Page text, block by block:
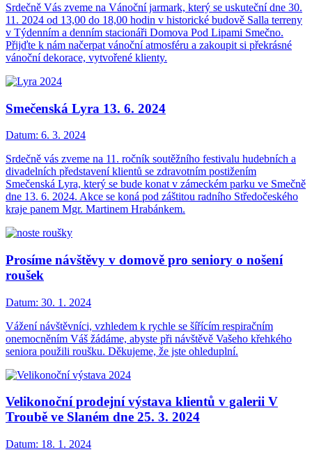
Srdečně Vás zveme na Vánoční jarmark, který se uskuteční dne 30.
11. 2024 od 13,00 do 18,00 hodin v historické budově Salla terreny
v Týdenním a denním stacionáři Domova Pod Lipami Smečno.
Přijďte k nám načerpat vánoční atmosféru a zakoupit si překrásné
vánoční dekorace, vytvořené klienty.
Smečenská Lyra 13. 6. 2024
Datum: 6. 3. 2024
Srdečně vás zveme na 11. ročník soutěžního festivalu hudebních a
divadelních představení klientů se zdravotním postižením
Smečenská Lyra, který se bude konat v zámeckém parku ve Smečně
dne 13. 6. 2024. Akce se koná pod záštitou radního Středočeského
kraje panem Mgr. Martinem Hrabánkem.
Prosíme návštěvy v domově pro seniory o nošení
roušek
Datum: 30. 1. 2024
Vážení návštěvníci, vzhledem k rychle se šířícím respiračním
onemocněním Váš žádáme, abyste při návštěvě Vašeho křehkého
seniora použili roušku. Děkujeme, že jste ohleduplní.
Velikonoční prodejní výstava klientů v galerii V
Troubě ve Slaném dne 25. 3. 2024
Datum: 18. 1. 2024